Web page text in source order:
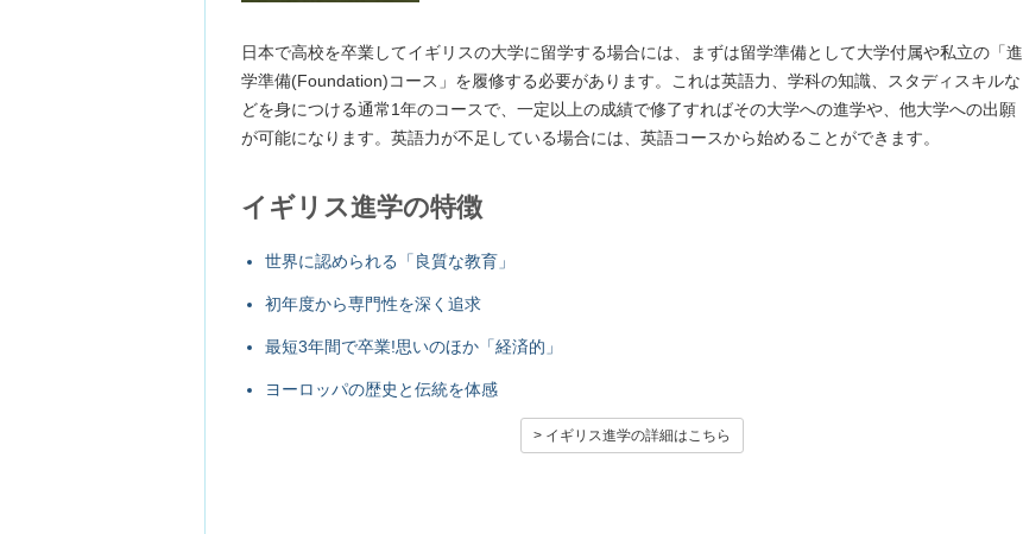
日本で高校を卒業してイギリスの大学に留学する場合には、まずは留学準備として大学付属や私立の「進
学準備(Foundation)コース」を履修する必要があります。これは英語力、学科の知識、スタディスキルな
どを身につける通常1年のコースで、一定以上の成績で修了すればその大学への進学や、他大学への出願
が可能になります。英語力が不足している場合には、英語コースから始めることができます。
イギリス進学の特徴
世界に認められる「良質な教育」
初年度から専門性を深く追求
最短3年間で卒業!思いのほか「経済的」
ヨーロッパの歴史と伝統を体感
> イギリス進学の詳細はこちら